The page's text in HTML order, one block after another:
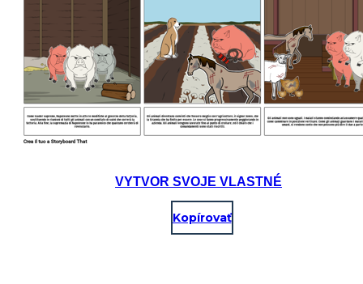
VYTVOR SVOJE VLASTNÉ
Kopírovať